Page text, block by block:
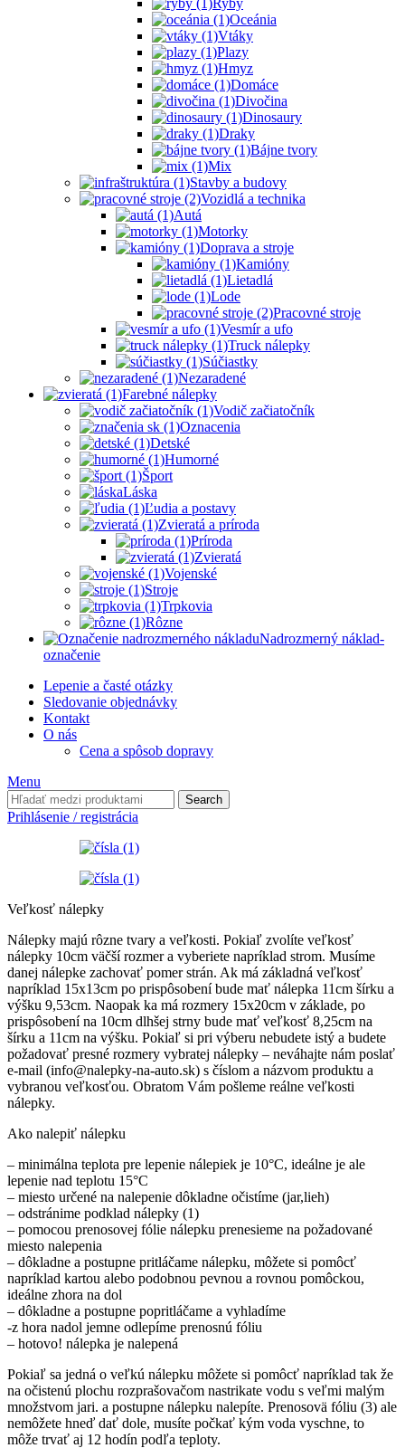
Ryby
Oceánia
Vtáky
Plazy
Hmyz
Domáce
Divočina
Dinosaury
Draky
Bájne tvory
Mix
Stavby a budovy
Vozidlá a technika
Autá
Motorky
Doprava a stroje
Kamióny
Lietadlá
Lode
Pracovné stroje
Vesmír a ufo
Truck nálepky
Súčiastky
Nezaradené
Farebné nálepky
Vodič začiatočník
Oznacenia
Detské
Humorné
Šport
Láska
Ľudia a postavy
Zvieratá a príroda
Príroda
Zvieratá
Vojenské
Stroje
Trpkovia
Rôzne
Nadrozmerný náklad-
označenie
Lepenie a časté otázky
Sledovanie objednávky
Kontakt
O nás
Cena a spôsob dopravy
Menu
Search
Prihlásenie / registrácia
Veľkosť nálepky
Nálepky majú rôzne tvary a veľkosti. Pokiaľ zvolíte veľkosť
nálepky 10cm väčší rozmer a vyberiete napríklad strom. Musíme
danej nálepke zachovať pomer strán. Ak má základná veľkosť
napríklad 15x13cm po prispôsobení bude mať nálepka 11cm šírku a
výšku 9,53cm. Naopak ka má rozmery 15x20cm v základe, po
prispôsobení na 10cm dlhšej strny bude mať veľkosť 8,25cm na
šírku a 11cm na výšku. Pokiaľ si pri výberu nebudete istý a budete
požadovať presné rozmery vybratej nálepky – neváhajte nám poslať
e-mail (info@nalepky-na-auto.sk) s číslom a názvom produktu a
vybranou veľkosťou. Obratom Vám pošleme reálne veľkosti
nálepky.
Ako nalepiť nálepku
– minimálna teplota pre lepenie nálepiek je 10°C, ideálne je ale
lepenie nad teplotu 15°C
– miesto určené na nalepenie dôkladne očistíme (jar,lieh)
– odstránime podklad nálepky (1)
– pomocou prenosovej fólie nálepku prenesieme na požadované
miesto nalepenia
– dôkladne a postupne pritláčame nálepku, môžete si pomôcť
napríklad kartou alebo podobnou pevnou a rovnou pomôckou,
ideálne zhora na dol
– dôkladne a postupne popritláčame a vyhladíme
-z hora nadol jemne odlepíme prenosnú fóliu
– hotovo! nálepka je nalepená
Pokiaľ sa jedná o veľkú nálepku môžete si pomôcť napríklad tak že
na očistenú plochu rozprašovačom nastrikate vodu s veľmi malým
množstvom jari. a postupne nálepku nalepíte. Prenosovä fóliu (3) ale
nemôžete hneď dať dole, musíte počkať kým voda vyschne, to
môže trvať aj 12 hodín podľa teploty.